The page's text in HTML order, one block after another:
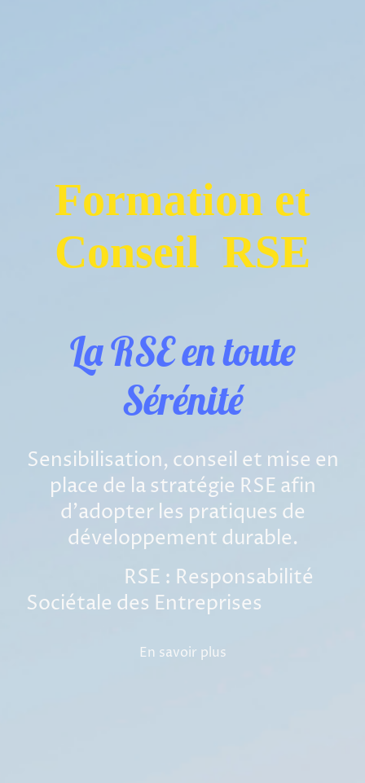
Formation et
Conseil RSE
La RSE en toute
Sérénité
Sensibilisation, conseil et mise en
place de la stratégie RSE afin
d'adopter les pratiques de
développement durable.
RSE : Responsabilité
Sociétale des Entreprises
En savoir plus